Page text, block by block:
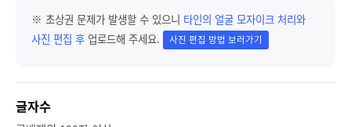
※ 초상권 문제가 발생할 수 있으니 타인의 얼굴 모자이크 처리와
사진 편집 후 업로드해 주세요. 사진 편집 방법 보러가기
글자수